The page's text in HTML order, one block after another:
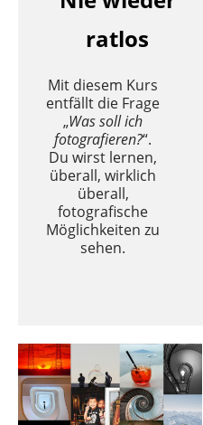
ratlos
Mit diesem Kurs
entfällt die Frage
„Was soll ich
fotografieren?“.
Du wirst lernen,
überall, wirklich
überall,
fotografische
Möglichkeiten zu
sehen.